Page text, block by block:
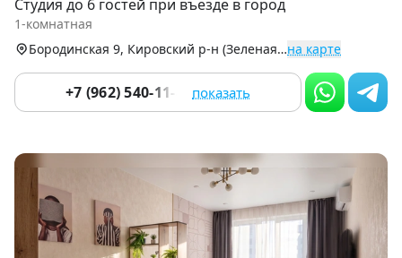
of
9
Студия до 6 гостей при въезде в город
1-комнатная
Бородинская 9, Кировский р-н (Зеленая Роща)на карте
+7 (962) 540-11-86 показать